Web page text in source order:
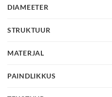
DIAMEETER
STRUKTUUR
MATERJAL
PAINDLIKKUS